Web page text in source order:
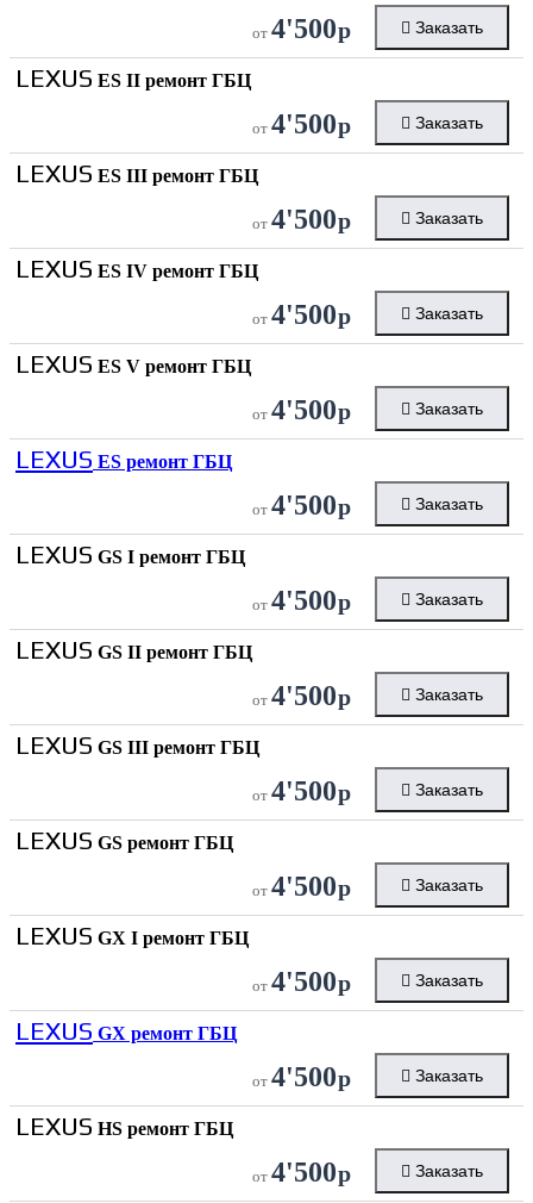
от 4'500р Заказать
LEXUS ES II ремонт ГБЦ
от 4'500р Заказать
LEXUS ES III ремонт ГБЦ
от 4'500р Заказать
LEXUS ES IV ремонт ГБЦ
от 4'500р Заказать
LEXUS ES V ремонт ГБЦ
от 4'500р Заказать
LEXUS ES ремонт ГБЦ
от 4'500р Заказать
LEXUS GS I ремонт ГБЦ
от 4'500р Заказать
LEXUS GS II ремонт ГБЦ
от 4'500р Заказать
LEXUS GS III ремонт ГБЦ
от 4'500р Заказать
LEXUS GS ремонт ГБЦ
от 4'500р Заказать
LEXUS GX I ремонт ГБЦ
от 4'500р Заказать
LEXUS GX ремонт ГБЦ
от 4'500р Заказать
LEXUS HS ремонт ГБЦ
от 4'500р Заказать